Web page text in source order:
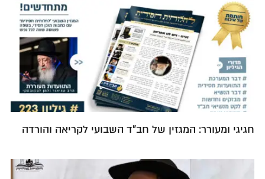
חגיגי ומעורר: המגזין של חב"ד השבועי לקריאה והורדה